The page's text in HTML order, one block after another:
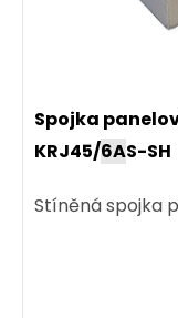
Spojka
KRJ45/6AS-SH
Stíněná spojka